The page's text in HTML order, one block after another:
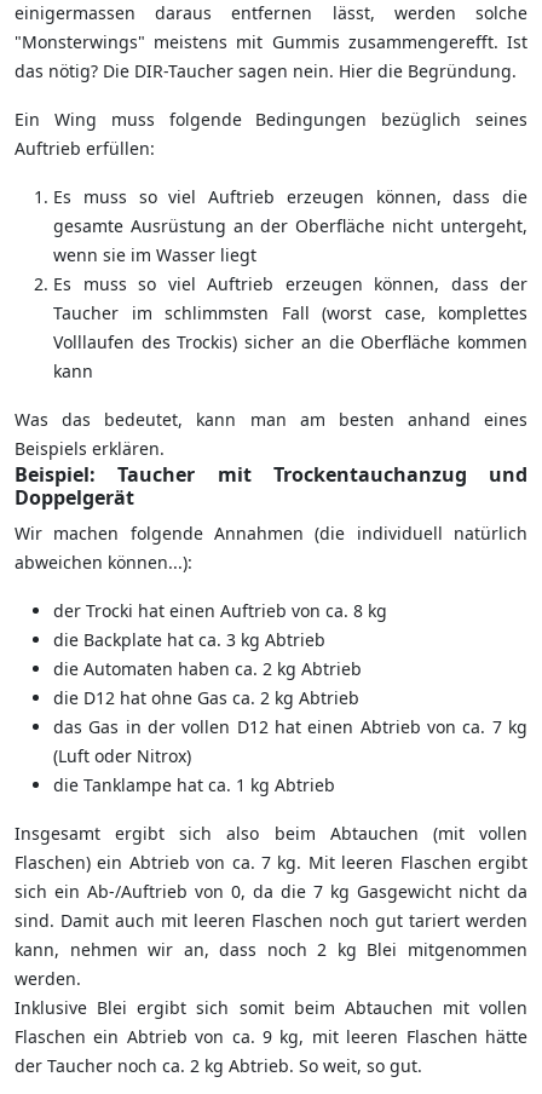
einigermassen daraus entfernen lässt, werden solche
"Monsterwings" meistens mit Gummis zusammengerefft. Ist
das nötig? Die DIR-Taucher sagen nein. Hier die Begründung.
Ein Wing muss folgende Bedingungen bezüglich seines
Auftrieb erfüllen:
Es muss so viel Auftrieb erzeugen können, dass die
gesamte Ausrüstung an der Oberfläche nicht untergeht,
wenn sie im Wasser liegt
Es muss so viel Auftrieb erzeugen können, dass der
Taucher im schlimmsten Fall (worst case, komplettes
Volllaufen des Trockis) sicher an die Oberfläche kommen
kann
Was das bedeutet, kann man am besten anhand eines
Beispiels erklären.
Beispiel: Taucher mit Trockentauchanzug und
Doppelgerät
Wir machen folgende Annahmen (die individuell natürlich
abweichen können...):
der Trocki hat einen Auftrieb von ca. 8 kg
die Backplate hat ca. 3 kg Abtrieb
die Automaten haben ca. 2 kg Abtrieb
die D12 hat ohne Gas ca. 2 kg Abtrieb
das Gas in der vollen D12 hat einen Abtrieb von ca. 7 kg
(Luft oder Nitrox)
die Tanklampe hat ca. 1 kg Abtrieb
Insgesamt ergibt sich also beim Abtauchen (mit vollen
Flaschen) ein Abtrieb von ca. 7 kg. Mit leeren Flaschen ergibt
sich ein Ab-/Auftrieb von 0, da die 7 kg Gasgewicht nicht da
sind. Damit auch mit leeren Flaschen noch gut tariert werden
kann, nehmen wir an, dass noch 2 kg Blei mitgenommen
werden.
Inklusive Blei ergibt sich somit beim Abtauchen mit vollen
Flaschen ein Abtrieb von ca. 9 kg, mit leeren Flaschen hätte
der Taucher noch ca. 2 kg Abtrieb. So weit, so gut.